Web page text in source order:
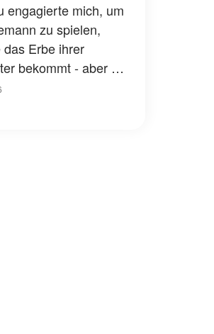
engagierte mich, um
zu spielen,
Erbe ihrer
bekommt - aber bei
erfuhr